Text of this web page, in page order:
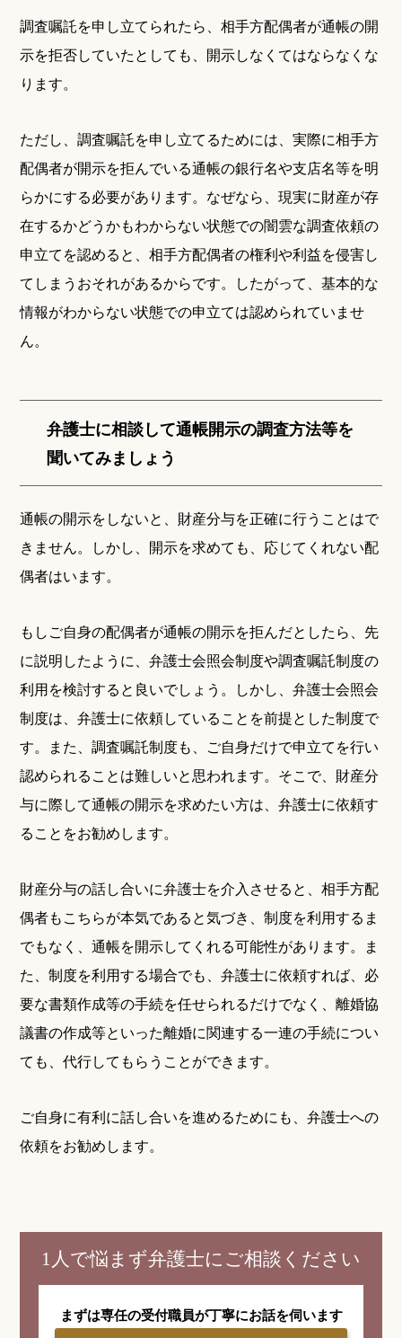
調査嘱託を申し立てられたら、相手方配偶者が通帳の開
示を拒否していたとしても、開示しなくてはならなくな
ります。
ただし、調査嘱託を申し立てるためには、実際に相手方
配偶者が開示を拒んでいる通帳の銀行名や支店名等を明
らかにする必要があります。なぜなら、現実に財産が存
在するかどうかもわからない状態での闇雲な調査依頼の
申立てを認めると、相手方配偶者の権利や利益を侵害し
てしまうおそれがあるからです。したがって、基本的な
情報がわからない状態での申立ては認められていませ
ん。
弁護士に相談して通帳開示の調査方法等を
聞いてみましょう
通帳の開示をしないと、財産分与を正確に行うことはで
きません。しかし、開示を求めても、応じてくれない配
偶者はいます。
もしご自身の配偶者が通帳の開示を拒んだとしたら、先
に説明したように、弁護士会照会制度や調査嘱託制度の
利用を検討すると良いでしょう。しかし、弁護士会照会
制度は、弁護士に依頼していることを前提とした制度で
す。また、調査嘱託制度も、ご自身だけで申立てを行い
認められることは難しいと思われます。そこで、財産分
与に際して通帳の開示を求めたい方は、弁護士に依頼す
ることをお勧めします。
財産分与の話し合いに弁護士を介入させると、相手方配
偶者もこちらが本気であると気づき、制度を利用するま
でもなく、通帳を開示してくれる可能性があります。ま
た、制度を利用する場合でも、弁護士に依頼すれば、必
要な書類作成等の手続を任せられるだけでなく、離婚協
議書の作成等といった離婚に関連する一連の手続につい
ても、代行してもらうことができます。
ご自身に有利に話し合いを進めるためにも、弁護士への
依頼をお勧めします。
1人で悩まず弁護士にご相談ください
まずは専任の受付職員が丁寧にお話を伺います